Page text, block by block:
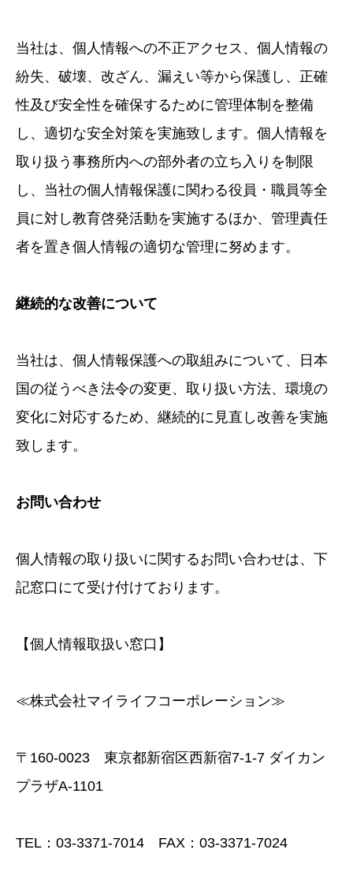
当社は、個人情報への不正アクセス、個人情報の
紛失、破壊、改ざん、漏えい等から保護し、正確
性及び安全性を確保するために管理体制を整備
し、適切な安全対策を実施致します。個人情報を
取り扱う事務所内への部外者の立ち入りを制限
し、当社の個人情報保護に関わる役員・職員等全
員に対し教育啓発活動を実施するほか、管理責任
者を置き個人情報の適切な管理に努めます。
継続的な改善について
当社は、個人情報保護への取組みについて、日本
国の従うべき法令の変更、取り扱い方法、環境の
変化に対応するため、継続的に見直し改善を実施
致します。
お問い合わせ
個人情報の取り扱いに関するお問い合わせは、下
記窓口にて受け付けております。
【個人情報取扱い窓口】
≪株式会社マイライフコーポレーション≫
〒160-0023 東京都新宿区西新宿7-1-7 ダイカン
プラザA-1101
TEL：03-3371-7014 FAX：03-3371-7024